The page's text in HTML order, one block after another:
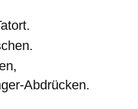
Abdrücken.